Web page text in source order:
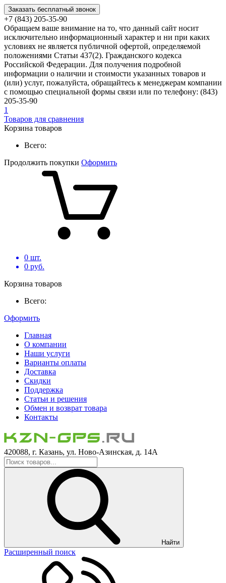
Заказать бесплатный звонок
+7 (843) 205-35-90
Обращаем ваше внимание на то, что данный сайт носит
исключительно информационный характер и ни при каких
условиях не является публичной офертой, определяемой
положениями Статьи 437(2). Гражданского кодекса
Российской Федерации. Для получения подробной
информации о наличии и стоимости указанных товаров и
(или) услуг, пожалуйста, обращайтесь к менеджерам компании
с помощью специальной формы связи или по телефону: (843)
205-35-90
1
Товаров для сравнения
Корзина товаров
Всего:
Продолжить покупки Оформить
0 шт.
0 руб.
Корзина товаров
Всего:
Оформить
Главная
О компании
Наши услуги
Варианты оплаты
Доставка
Скидки
Поддержка
Статьи и решения
Обмен и возврат товара
Контакты
420088, г. Казань, ул. Ново-Азинская, д. 14А
Найти
Расширенный поиск